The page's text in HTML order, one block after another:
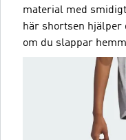
material med
här shortsen hjälper
om du slappar